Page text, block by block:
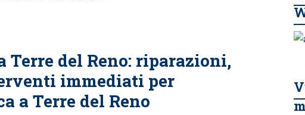
Terre del Reno: riparazioni,
immediati per
a Terre del Reno